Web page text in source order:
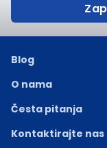
Blog
O nama
Česta pitanja
Kontaktirajte nas